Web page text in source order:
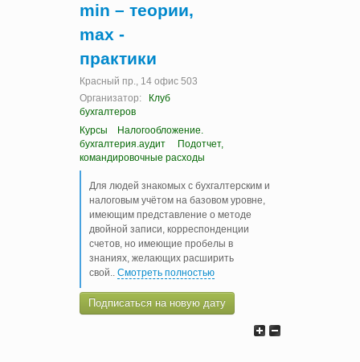
min – теории,
max -
практики
Красный пр., 14 офис 503
Организатор:
Клуб
бухгалтеров
Курсы
Налогообложение.
бухгалтерия.аудит
Подотчет,
командировочные расходы
Для людей знакомых с бухгалтерским и
налоговым учётом на базовом уровне,
имеющим представление о методе
двойной записи, корреспонденции
счетов, но имеющие пробелы в
знаниях, желающих расширить
свой.. Смотреть полностью
Подписаться на новую дату